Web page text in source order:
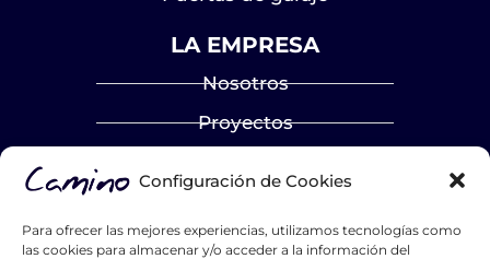
Configuración de Cookies
Para ofrecer las mejores experiencias, utilizamos tecnologías como
las cookies para almacenar y/o acceder a la información del
LA EMPRESA
Nosotros
Proyectos
Catálogos